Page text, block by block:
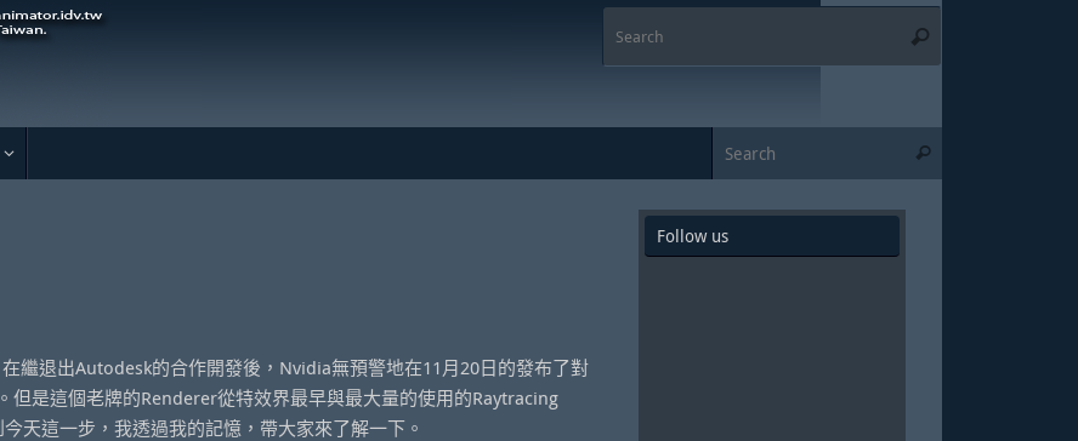
Search
Search
繼退出Autodesk的合作開發後，Nvidia無預警地在11月20日的發布了對
但是這個老牌的Renderer從特效界最早與最大量的使用的Raytracing
天這一步，我透過我的記憶，帶大家來了解一下。
Follow us